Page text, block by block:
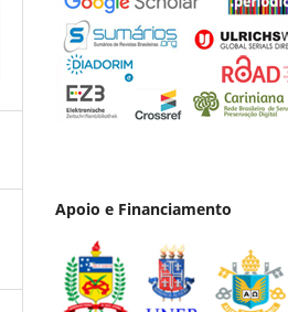
Apoio e Financiamento